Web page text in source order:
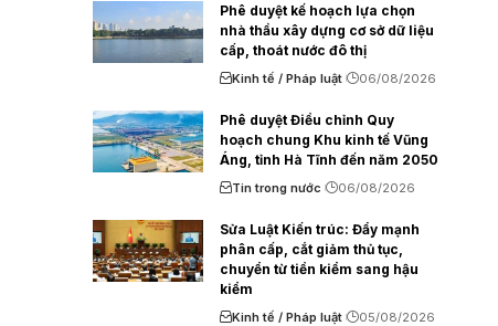
Phê duyệt kế hoạch lựa chọn
nhà thầu xây dựng cơ sở dữ liệu
cấp, thoát nước đô thị
Kinh tế / Pháp luật 06/08/2026
Phê duyệt Điều chỉnh Quy
hoạch chung Khu kinh tế Vũng
Áng, tỉnh Hà Tĩnh đến năm 2050
Tin trong nước 06/08/2026
Sửa Luật Kiến trúc: Đẩy mạnh
phân cấp, cắt giảm thủ tục,
chuyển từ tiền kiểm sang hậu
kiểm
Kinh tế / Pháp luật 05/08/2026